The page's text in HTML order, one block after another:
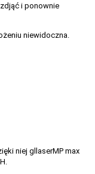
i ponownie
niewidoczna.
niej gllaserMP max